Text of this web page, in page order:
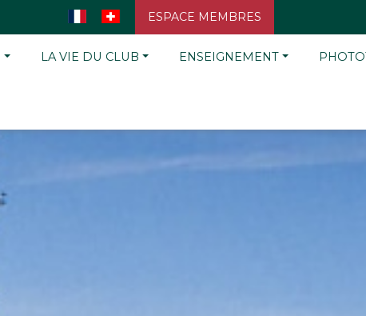
ESPACE MEMBRES
LA VIE DU CLUB ENSEIGNEMENT